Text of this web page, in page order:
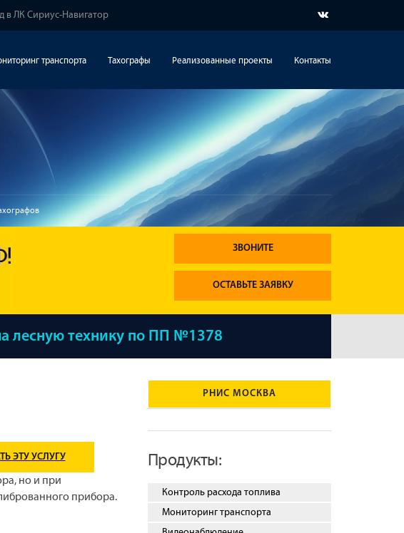
в ЛК Сириус-Навигатор
транспорта Тахографы Реализованные проекты Контакты
ЗВОНИТЕ
ОСТАВЬТЕ ЗАЯВКУ
лесную технику по ПП №1378
ЭТУ УСЛУГУ
но и при
прибора.
РНИС МОСКВА
Продукты:
Контроль расхода топлива
Мониторинг транспорта